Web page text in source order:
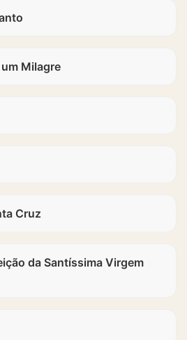
Milagre
Cruz
da Santíssima Virgem